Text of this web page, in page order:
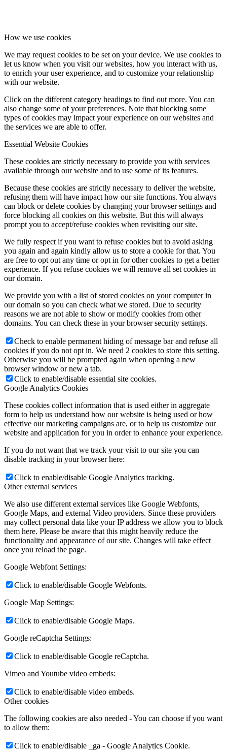
How we use cookies
We may request cookies to be set on your device. We use cookies to
let us know when you visit our websites, how you interact with us,
to enrich your user experience, and to customize your relationship
with our website.
Click on the different category headings to find out more. You can
also change some of your preferences. Note that blocking some
types of cookies may impact your experience on our websites and
the services we are able to offer.
Essential Website Cookies
These cookies are strictly necessary to provide you with services
available through our website and to use some of its features.
Because these cookies are strictly necessary to deliver the website,
refusing them will have impact how our site functions. You always
can block or delete cookies by changing your browser settings and
force blocking all cookies on this website. But this will always
prompt you to accept/refuse cookies when revisiting our site.
We fully respect if you want to refuse cookies but to avoid asking
you again and again kindly allow us to store a cookie for that. You
are free to opt out any time or opt in for other cookies to get a better
experience. If you refuse cookies we will remove all set cookies in
our domain.
We provide you with a list of stored cookies on your computer in
our domain so you can check what we stored. Due to security
reasons we are not able to show or modify cookies from other
domains. You can check these in your browser security settings.
Check to enable permanent hiding of message bar and refuse all
cookies if you do not opt in. We need 2 cookies to store this setting.
Otherwise you will be prompted again when opening a new
browser window or new a tab.
Click to enable/disable essential site cookies.
Google Analytics Cookies
These cookies collect information that is used either in aggregate
form to help us understand how our website is being used or how
effective our marketing campaigns are, or to help us customize our
website and application for you in order to enhance your experience.
If you do not want that we track your visit to our site you can
disable tracking in your browser here:
Click to enable/disable Google Analytics tracking.
Other external services
We also use different external services like Google Webfonts,
Google Maps, and external Video providers. Since these providers
may collect personal data like your IP address we allow you to block
them here. Please be aware that this might heavily reduce the
functionality and appearance of our site. Changes will take effect
once you reload the page.
Google Webfont Settings:
Click to enable/disable Google Webfonts.
Google Map Settings:
Click to enable/disable Google Maps.
Google reCaptcha Settings:
Click to enable/disable Google reCaptcha.
Vimeo and Youtube video embeds:
Click to enable/disable video embeds.
Other cookies
The following cookies are also needed - You can choose if you want
to allow them:
Click to enable/disable _ga - Google Analytics Cookie.